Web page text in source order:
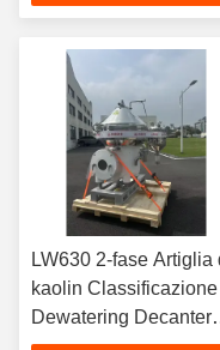
LW630 2-fase Artiglia
kaolin Classificazione
Dewatering Decanter
Centrifugatore